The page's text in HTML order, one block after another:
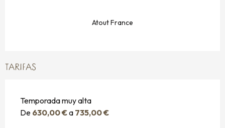
Atout France
TARIFAS
Temporada muy alta
De 630,00 €a 735,00 €